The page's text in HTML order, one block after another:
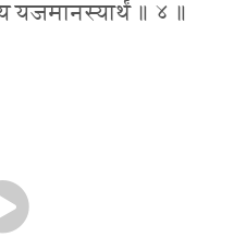
यजमानस्यार्थं ॥ ४ ॥